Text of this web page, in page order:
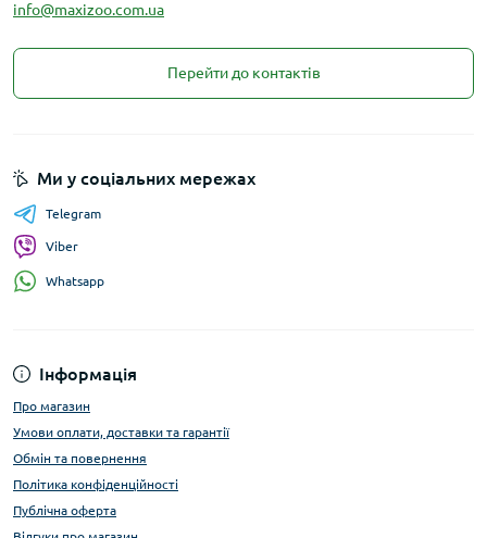
info@maxizoo.com.ua
Перейти до контактів
Інформація
Про магазин
Умови оплати, доставки та гарантії
Обмін та повернення
Політика конфіденційності
Публічна оферта
Ми у соціальних мережах
Telegram
Viber
Whatsapp